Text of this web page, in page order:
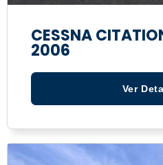
CESSNA
2006
Ver